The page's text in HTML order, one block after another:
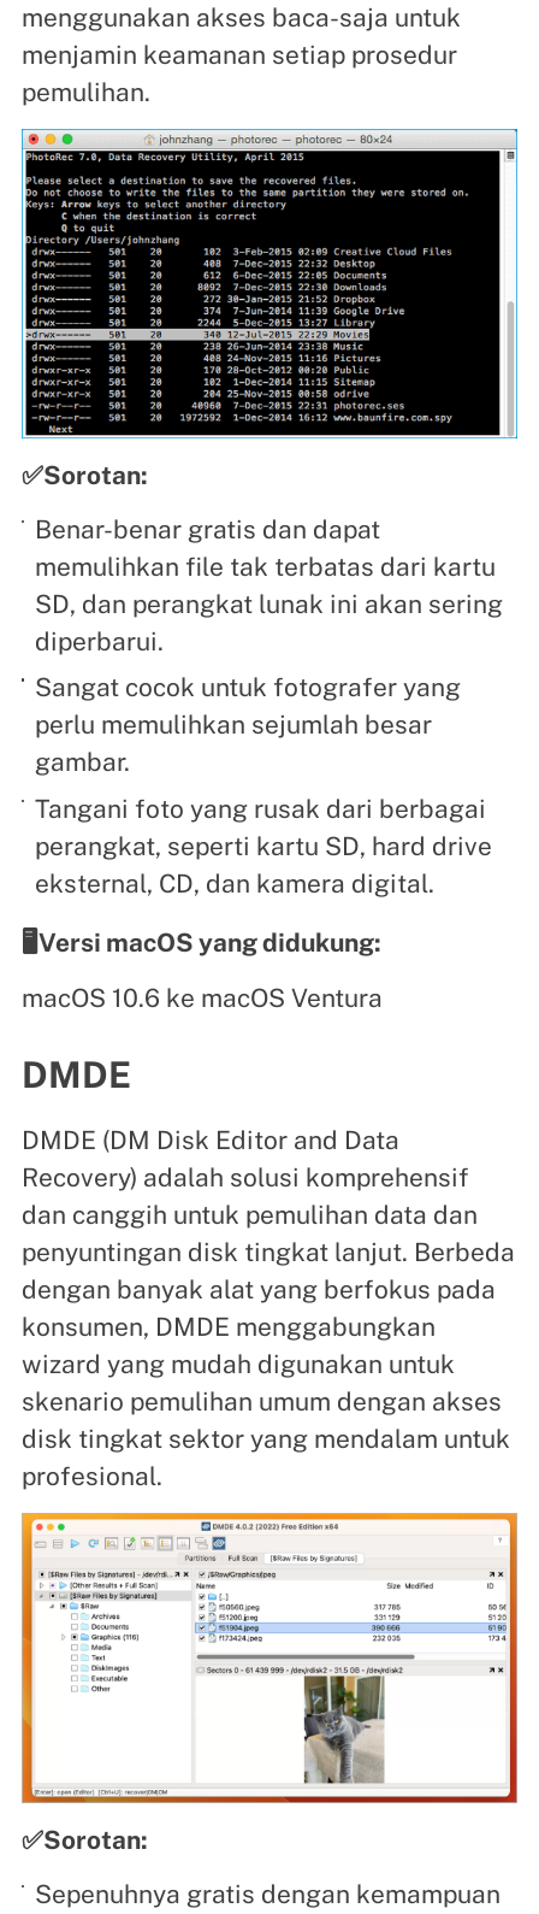
menggunakan akses baca-saja untuk
menjamin keamanan setiap prosedur
pemulihan.
✅Sorotan:
Benar-benar gratis dan dapat
memulihkan file tak terbatas dari kartu
SD, dan perangkat lunak ini akan sering
diperbarui.
Sangat cocok untuk fotografer yang
perlu memulihkan sejumlah besar
gambar.
Tangani foto yang rusak dari berbagai
perangkat, seperti kartu SD, hard drive
eksternal, CD, dan kamera digital.
🖥️Versi macOS yang didukung:
macOS 10.6 ke macOS Ventura
DMDE
DMDE (DM Disk Editor and Data
Recovery) adalah solusi komprehensif
dan canggih untuk pemulihan data dan
penyuntingan disk tingkat lanjut. Berbeda
dengan banyak alat yang berfokus pada
konsumen, DMDE menggabungkan
wizard yang mudah digunakan untuk
skenario pemulihan umum dengan akses
disk tingkat sektor yang mendalam untuk
profesional.
✅Sorotan:
Sepenuhnya gratis dengan kemampuan